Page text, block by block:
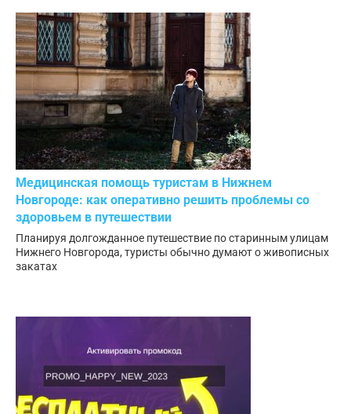
Медицинская помощь туристам в Нижнем
Новгороде: как оперативно решить проблемы со
здоровьем в путешествии
Планируя долгожданное путешествие по старинным улицам
Нижнего Новгорода, туристы обычно думают о живописных
закатах